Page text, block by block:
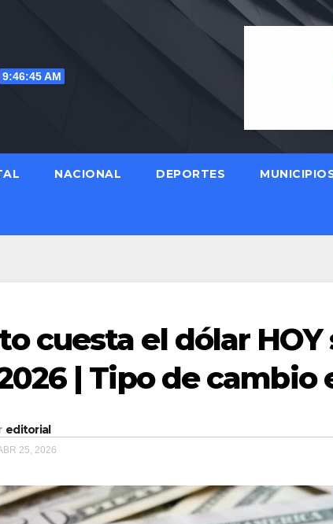
9:46:46 AM
NACIONAL DEPORTES
cuesta el dólar HOY
| Tipo de cambio
editorial
25, 2026